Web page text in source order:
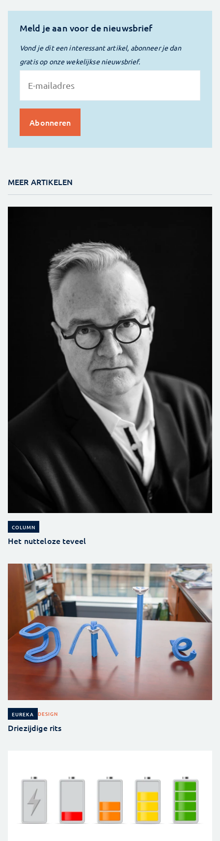
Meld je aan voor de nieuwsbrief
Vond je dit een interessant artikel, abonneer je dan
gratis op onze wekelijkse nieuwsbrief.
MEER ARTIKELEN
COLUMN
Het nutteloze teveel
EUREKA DESIGN
Driezijdige rits